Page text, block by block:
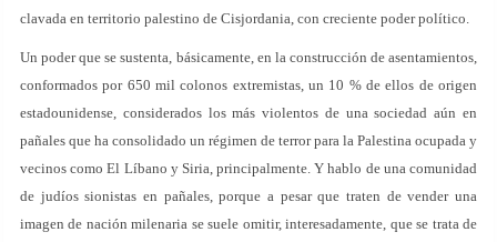
clavada en territorio palestino de Cisjordania, con creciente poder político.
Un poder que se sustenta, básicamente, en la construcción de asentamientos,
conformados por 650 mil colonos extremistas, un 10 % de ellos de origen
estadounidense, considerados los más violentos de una sociedad aún en
pañales que ha consolidado un régimen de terror para la Palestina ocupada y
vecinos como El Líbano y Siria, principalmente. Y hablo de una comunidad
de judíos sionistas en pañales, porque a pesar que traten de vender una
imagen de nación milenaria se suele omitir, interesadamente, que se trata de